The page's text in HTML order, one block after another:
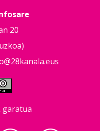
20
garatua